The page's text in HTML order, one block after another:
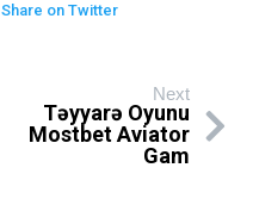
Share on Twitter
Next
Təyyarə Oyunu
Mostbet Aviator
Gam